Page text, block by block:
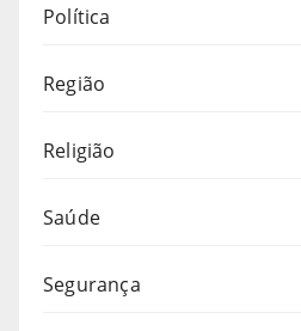
Política
Região
Religião
Saúde
Segurança